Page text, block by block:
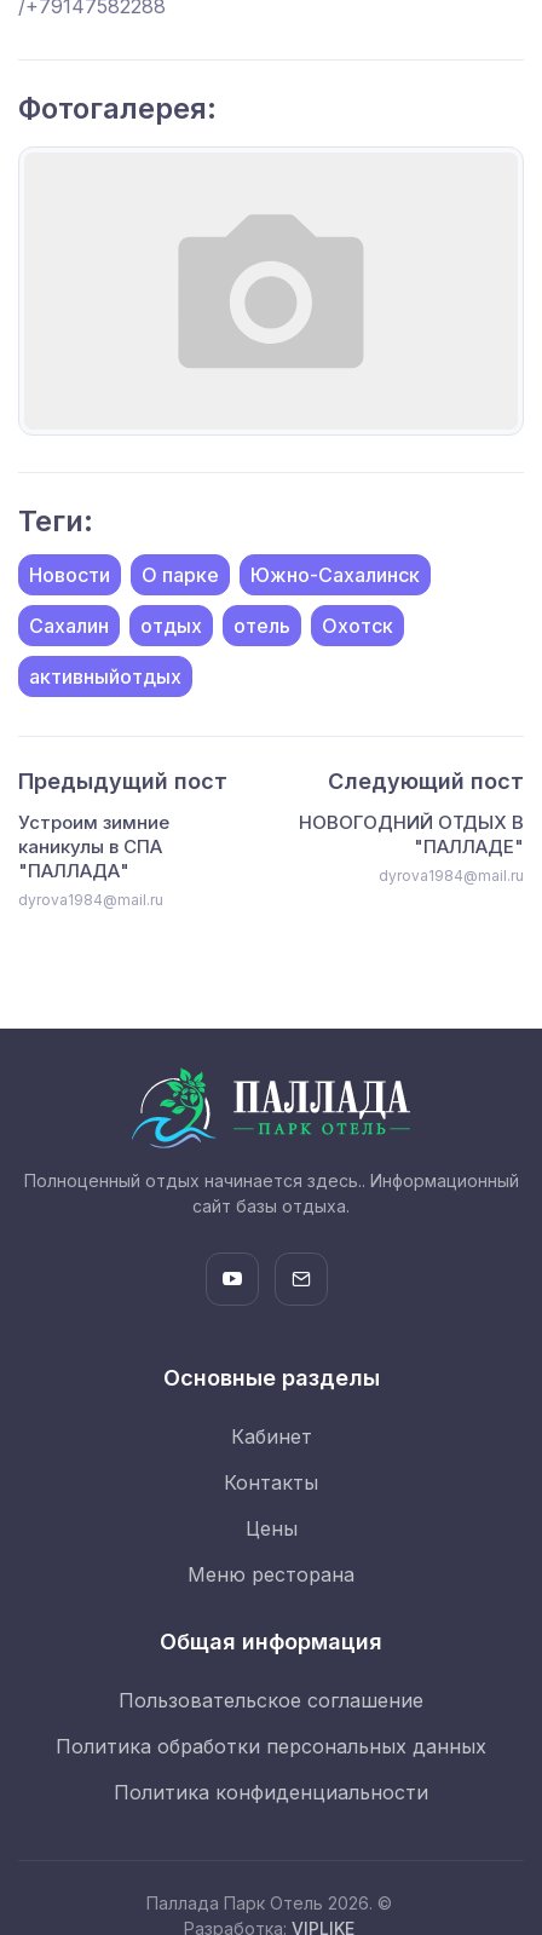
/+79147582288
Фотогалерея:
Теги:
Новости О парке Южно-Сахалинск
Сахалин отдых отель Охотск
активныйотдых
Предыдущий пост
Устроим зимние
каникулы в СПА
"ПАЛЛАДА"
dyrova1984@mail.ru
Следующий пост
НОВОГОДНИЙ ОТДЫХ В
"ПАЛЛАДЕ"
dyrova1984@mail.ru
Полноценный отдых начинается здесь.. Информационный
сайт базы отдыха.
Основные разделы
Кабинет
Контакты
Цены
Меню ресторана
Общая информация
Пользовательское соглашение
Политика обработки персональных данных
Политика конфиденциальности
Паллада Парк Отель 2026. ©
Разработка: VIPLIKE
Забронировать